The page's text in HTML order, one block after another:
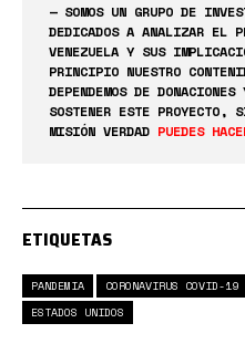
— SOMOS UN GRUPO DE
DEDICADOS A ANALIZAR EL
VENEZUELA Y SUS
PRINCIPIO NUESTRO
DEPENDEMOS DE
SOSTENER ESTE PROYECTO,
MISIÓN VERDAD PUEDES
ETIQUETAS
PANDEMIA CORONAVIRUS COVID-19
ESTADOS UNIDOS